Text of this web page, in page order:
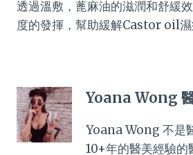
透過溫敷，蓖麻油的滋潤和舒緩
度的發揮，幫助緩解Castor oil濕
Yoana Wong
Yoana Wong 不是
10+年的醫美經驗的